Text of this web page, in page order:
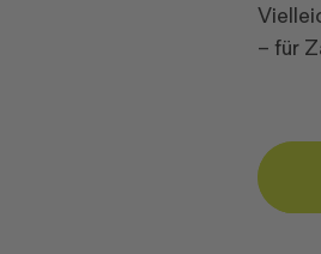
– für